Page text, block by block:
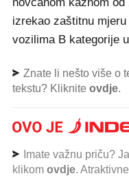
izrekao zaštitnu
vozilima B kategorije
Znate li nešto više o
tekstu? Kliknite ovdje.
Imate važnu priču?
klikom ovdje.